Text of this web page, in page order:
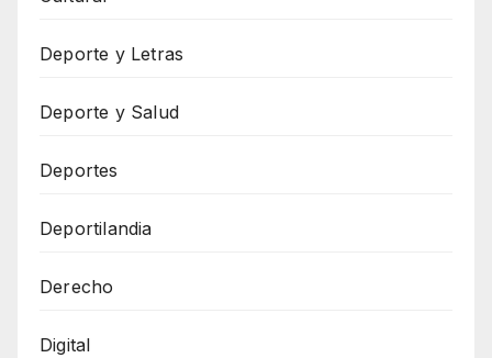
Deporte y Letras
Deporte y Salud
Deportes
Deportilandia
Derecho
Digital